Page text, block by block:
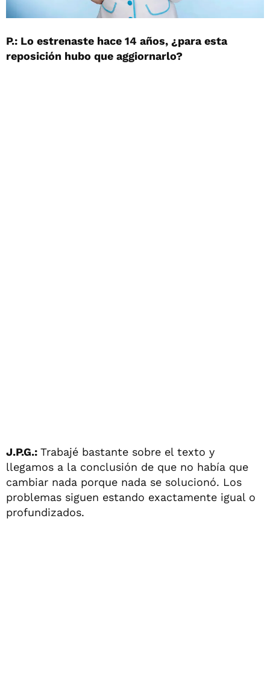
P.: Lo estrenaste hace 14 años, ¿para esta
reposición hubo que aggiornarlo?
J.P.G.: Trabajé bastante sobre el texto y
llegamos a la conclusión de que no había que
cambiar nada porque nada se solucionó. Los
problemas siguen estando exactamente igual o
profundizados.